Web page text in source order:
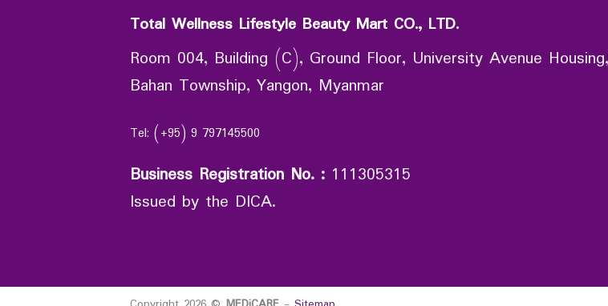
Total Wellness Lifestyle Beauty Mart CO., LTD.
Room 004, Building (C), Ground Floor, University Avenue
Bahan Township, Yangon, Myanmar
Tel: (+95) 9 797145500
Business Registration No. : 111305315
Issued by the DICA.